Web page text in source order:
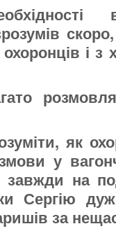
і
як
у
на
Сергію
за